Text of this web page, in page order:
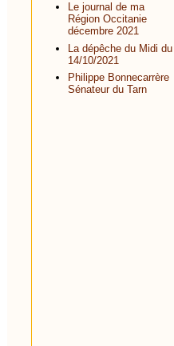
Le journal de ma
Région Occitanie
décembre 2021
La dépêche du Midi du
14/10/2021
Philippe Bonnecarrère
Sénateur du Tarn